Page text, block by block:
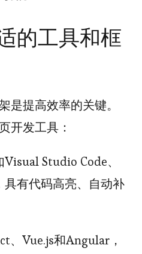
的工具和框
是提高效率的关键。
开发工具：
Visual Studio Code、
有代码高亮、自动补
、Vue.js和Angular，